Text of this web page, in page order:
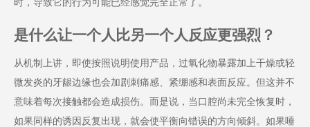
是什么让一个人比另一个人反应更强烈？
从机制上讲，即使按照说明使用产品，过氧化物暴露加上干燥或轻
微发炎的牙龈边缘也会加剧刺痛感、紧绷感和表面反应。但这并不
意味着每次接触都会造成损伤。而是说，当口腔尚未完全恢复时，
如果同样的诱因反复出现，就会使平衡向错误的方向倾斜。如果唾